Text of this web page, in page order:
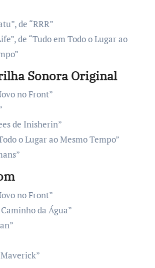
de “RRR”
de “Tudo em Todo o Lugar ao
Sonora Original
no Front”
de Inisherin”
o Lugar ao Mesmo Tempo”
no Front”
da Água”